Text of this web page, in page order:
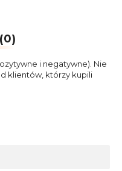
i negatywne). Nie
klientów, którzy kupili